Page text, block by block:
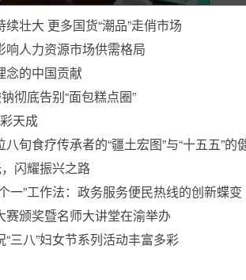
壮大 更多国货“潮品”走俏市场
响人力资源市场供需格局
念的中国贡献
彻底告别“面包糕点圈”
天成
八旬食疗传承者的“疆土宏图”与“十五五
，闪耀振兴之路
一”工作法：政务服务便民热线的创新蝶变
赛颁奖暨名师大讲堂在渝举办
三八”妇女节系列活动丰富多彩